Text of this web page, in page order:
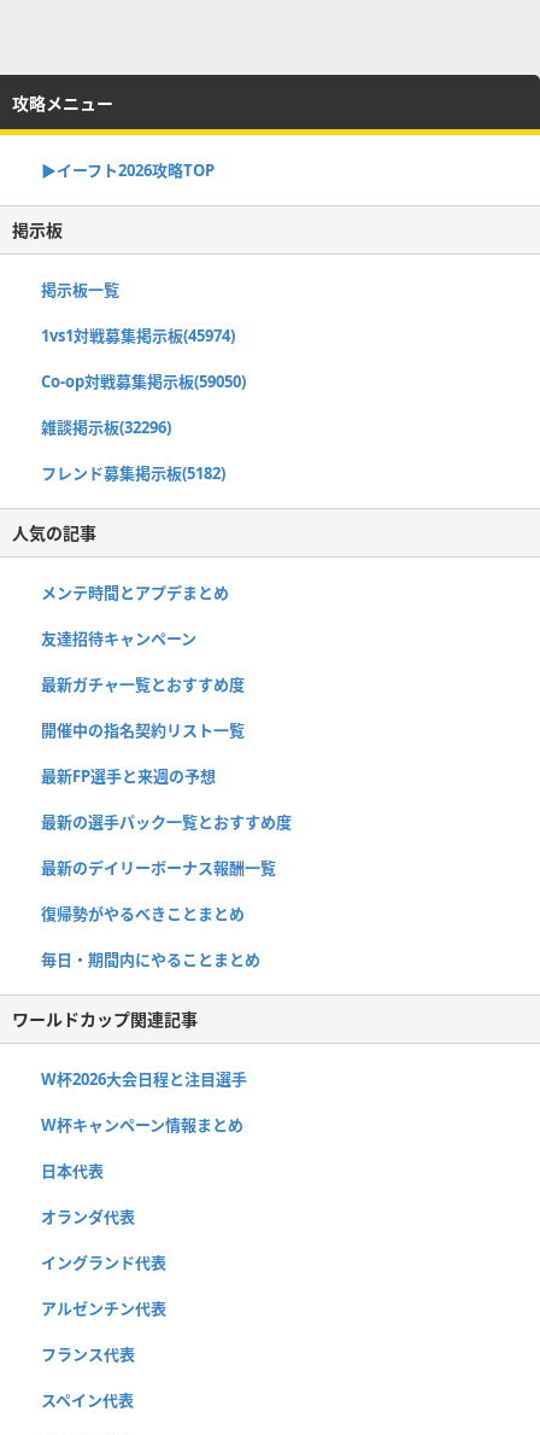
攻略メニュー
▶イーフト2026攻略TOP
掲示板
掲示板一覧
1vs1対戦募集掲示板(45974)
Co-op対戦募集掲示板(59050)
雑談掲示板(32296)
フレンド募集掲示板(5182)
人気の記事
メンテ時間とアプデまとめ
友達招待キャンペーン
最新ガチャ一覧とおすすめ度
開催中の指名契約リスト一覧
最新FP選手と来週の予想
最新の選手パック一覧とおすすめ度
最新のデイリーボーナス報酬一覧
復帰勢がやるべきことまとめ
毎日・期間内にやることまとめ
ワールドカップ関連記事
W杯2026大会日程と注目選手
W杯キャンペーン情報まとめ
日本代表
オランダ代表
イングランド代表
アルゼンチン代表
フランス代表
スペイン代表